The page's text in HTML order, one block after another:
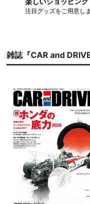
注目グッズをご用意し
雑誌『CAR and